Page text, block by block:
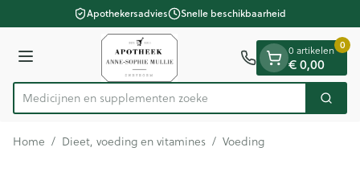
Ga naar de inhoudApothekersadvies Snelle beschikbaarheid
Menu
Product, merk, categorie...
Medicijnen en Zoek
0 artikelen
€ 0,00
0
Home / Dieet, voeding en vitamines / Voeding